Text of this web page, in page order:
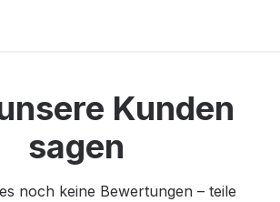
Kunden
sagen
noch keine Bewertungen – teile